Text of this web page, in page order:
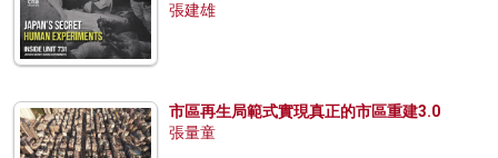
張建雄
市區再生局範式實現真正的市區重建3.0
張量童